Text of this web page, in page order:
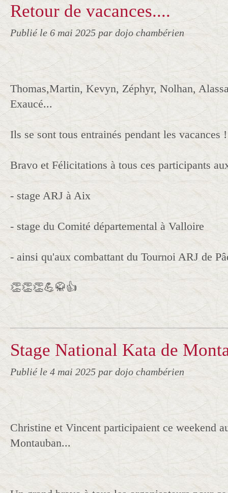
Retour de vacances....
Publié le 6 mai 2025 par dojo chambérien
Thomas,Martin, Kevyn, Zéphyr, Nolhan,
Exaucé...
Ils se sont tous entrainés pendant les vacances
Bravo et Félicitations à tous ces participants
- stage ARJ à Aix
- stage du Comité départemental à Valloire
- ainsi qu'aux combattant du Tournoi ARJ de
👏👏👏💪🥋👍
Stage National Kata de
Publié le 4 mai 2025 par dojo chambérien
Christine et Vincent participaient ce weekend
Montauban...